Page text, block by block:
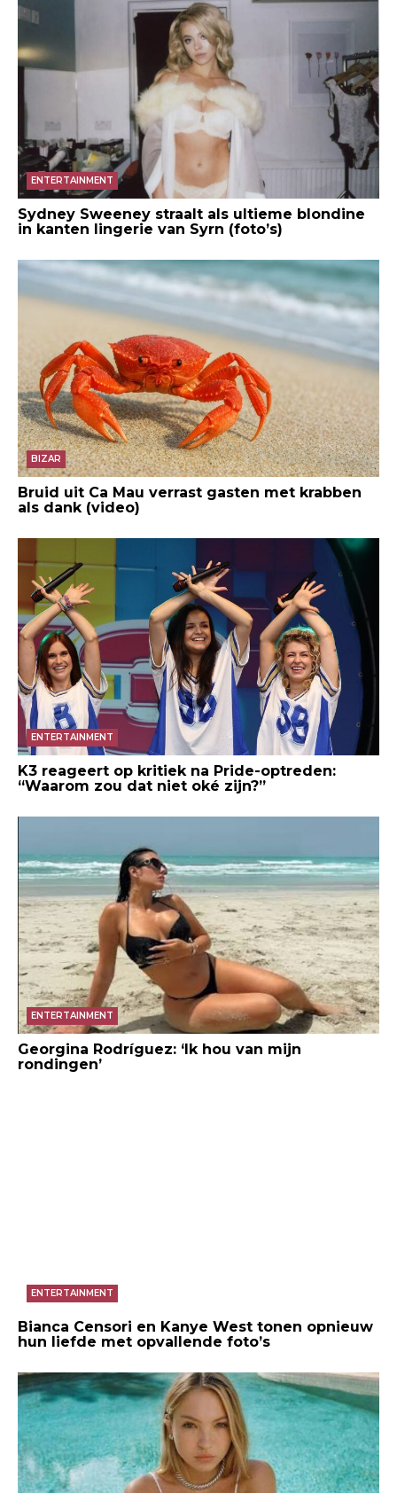
ENTERTAINMENT
Sydney Sweeney straalt als ultieme blondine
in kanten lingerie van Syrn (foto’s)
BIZAR
Bruid uit Ca Mau verrast gasten met krabben
als dank (video)
ENTERTAINMENT
K3 reageert op kritiek na Pride-optreden:
“Waarom zou dat niet oké zijn?”
ENTERTAINMENT
Georgina Rodríguez: ‘Ik hou van mijn
rondingen’
ENTERTAINMENT
Bianca Censori en Kanye West tonen opnieuw
hun liefde met opvallende foto’s